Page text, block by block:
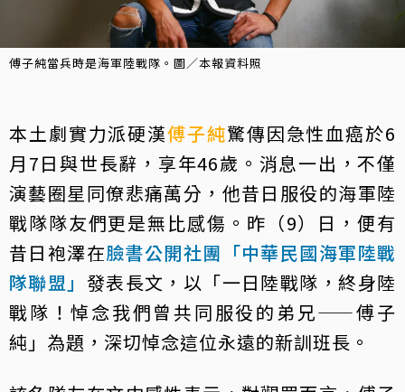
傅子純當兵時是海軍陸戰隊。圖／本報資料照
本土劇實力派硬漢傅子純驚傳因急性血癌於6
月7日與世長辭，享年46歲。消息一出，不僅
演藝圈星同僚悲痛萬分，他昔日服役的海軍陸
戰隊隊友們更是無比感傷。昨（9）日，便有
昔日袍澤在臉書公開社團「中華民國海軍陸戰
隊聯盟」 發表長文，以「一日陸戰隊，終身陸
戰隊！悼念我們曾共同服役的弟兄——傅子
純」為題，深切悼念這位永遠的新訓班長。